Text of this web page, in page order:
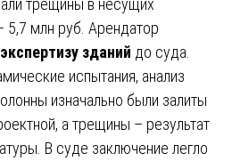
трещины в несущих
5,7 млн руб. Арендатор
зданий до суда.
испытания, анализ
изначально были залиты
а трещины – результат
В суде заключение легло